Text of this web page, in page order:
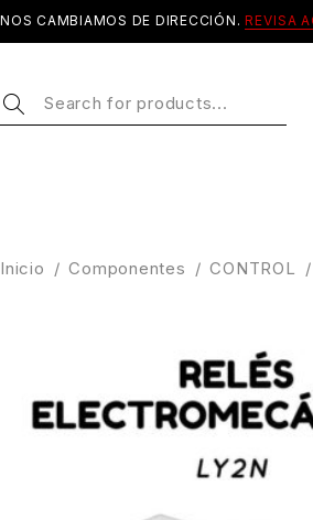
NOS CAMBIAMOS DE DIRECCIÓN. REVISA
Inicio / Componentes / CONTROL /